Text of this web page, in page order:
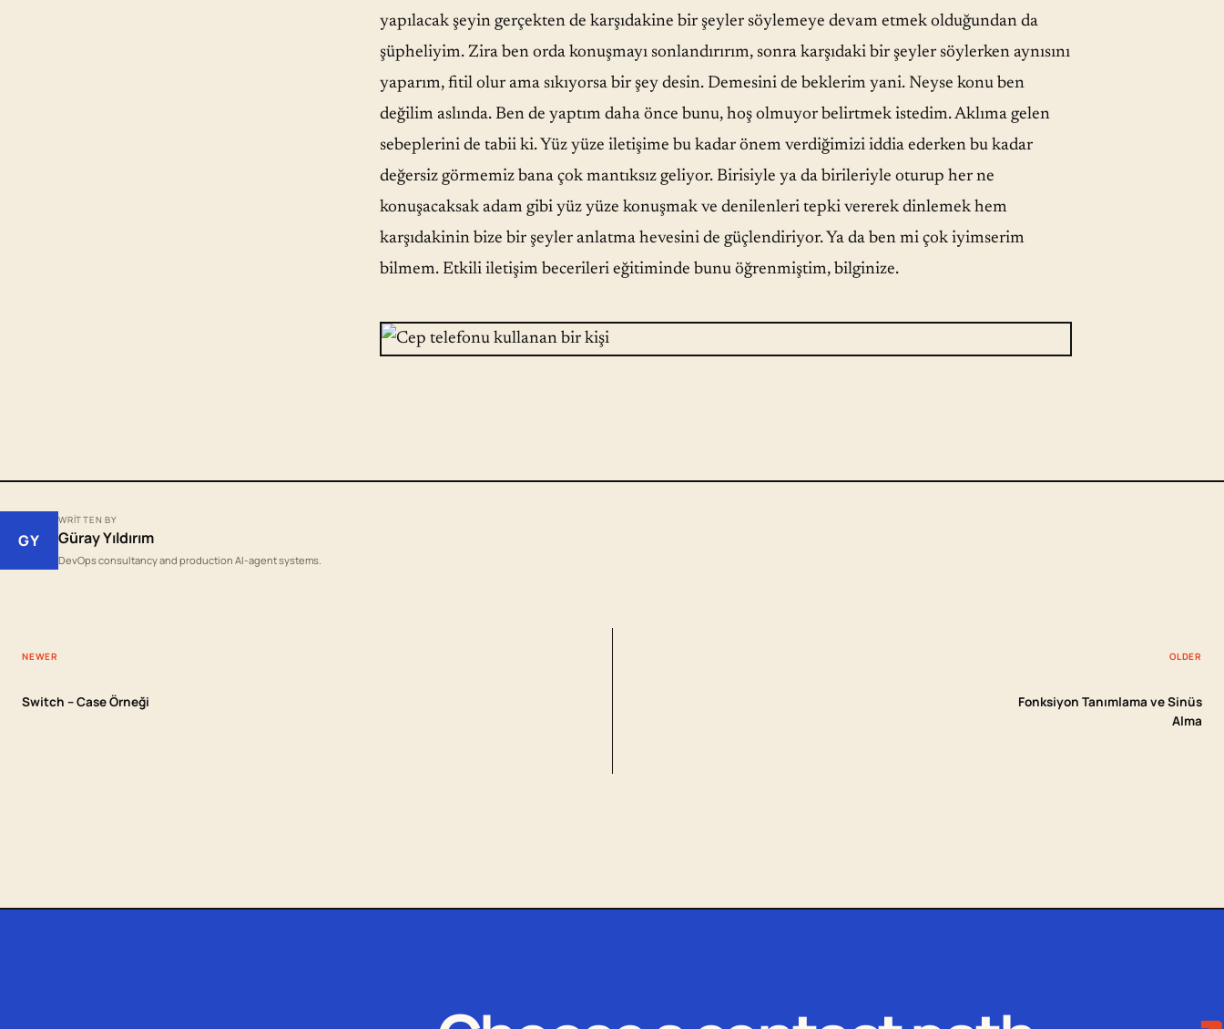
yapılacak şeyin gerçekten de karşıdakine bir şeyler söylemeye devam etmek olduğundan da
şüpheliyim. Zira ben orda konuşmayı sonlandırırım, sonra karşıdaki bir şeyler söylerken aynısını
yaparım, fitil olur ama sıkıyorsa bir şey desin. Demesini de beklerim yani. Neyse konu ben
değilim aslında. Ben de yaptım daha önce bunu, hoş olmuyor belirtmek istedim. Aklıma gelen
sebeplerini de tabii ki. Yüz yüze iletişime bu kadar önem verdiğimizi iddia ederken bu kadar
değersiz görmemiz bana çok mantıksız geliyor. Birisiyle ya da birileriyle oturup her ne
konuşacaksak adam gibi yüz yüze konuşmak ve denilenleri tepki vererek dinlemek hem
karşıdakinin bize bir şeyler anlatma hevesini de güçlendiriyor. Ya da ben mi çok iyimserim
bilmem. Etkili iletişim becerileri eğitiminde bunu öğrenmiştim, bilginize.
GY
WRITTEN BY
Güray Yıldırım
DevOps consultancy and production AI-agent systems.
NEWER
Switch – Case Örneği
OLDER
Fonksiyon Tanımlama ve Sinüs
Alma